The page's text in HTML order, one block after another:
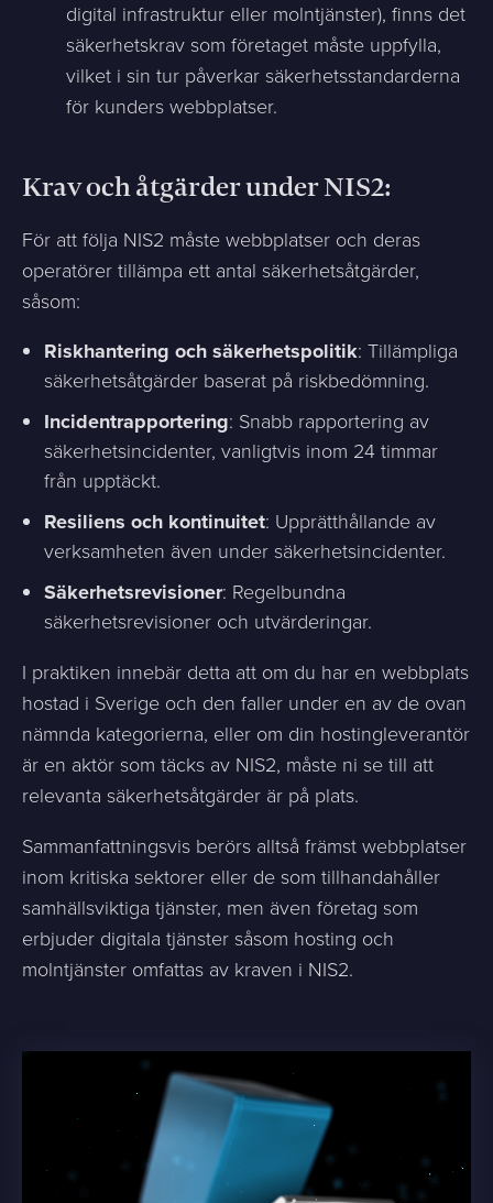
digital infrastruktur eller molntjänster), finns det
säkerhetskrav som företaget måste uppfylla,
vilket i sin tur påverkar säkerhetsstandarderna
för kunders webbplatser.
Krav och åtgärder under NIS2:
För att följa NIS2 måste webbplatser och deras
operatörer tillämpa ett antal säkerhetsåtgärder,
såsom:
Riskhantering och säkerhetspolitik: Tillämpliga
säkerhetsåtgärder baserat på riskbedömning.
Incidentrapportering: Snabb rapportering av
säkerhetsincidenter, vanligtvis inom 24 timmar
från upptäckt.
Resiliens och kontinuitet: Upprätthållande av
verksamheten även under säkerhetsincidenter.
Säkerhetsrevisioner: Regelbundna
säkerhetsrevisioner och utvärderingar.
I praktiken innebär detta att om du har en webbplats
hostad i Sverige och den faller under en av de ovan
nämnda kategorierna, eller om din hostingleverantör
är en aktör som täcks av NIS2, måste ni se till att
relevanta säkerhetsåtgärder är på plats.
Sammanfattningsvis berörs alltså främst webbplatser
inom kritiska sektorer eller de som tillhandahåller
samhällsviktiga tjänster, men även företag som
erbjuder digitala tjänster såsom hosting och
molntjänster omfattas av kraven i NIS2.